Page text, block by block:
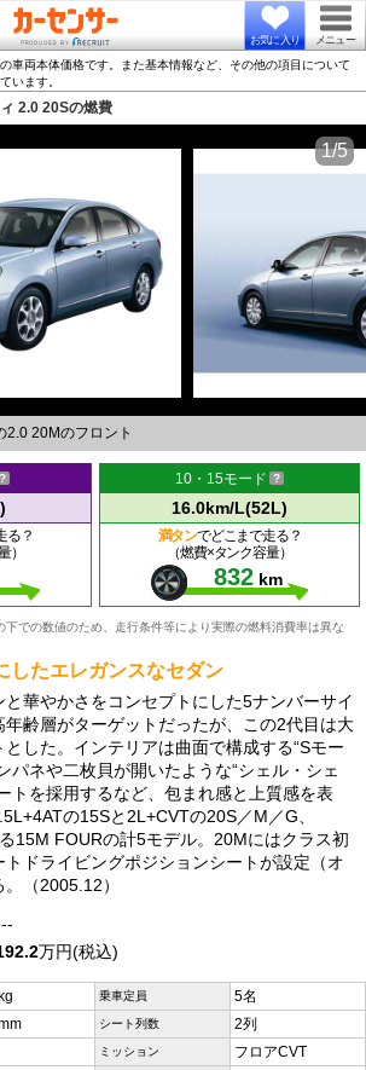
お気に入り メニュー
車両本体価格です。また基本情報など、その他の項目について
います。
2.0 20Sの燃費
20Mのフロント
1/5
る？
）
10・15モード
16.0km/L(52L)
満タンでどこまで走る？
（燃費×タンク容量）
832 km
での数値のため、走行条件等により実際の燃料消費率は異な
したエレガンスなセダン
華やかさをコンセプトにした5ナンバーサイ
年齢層がターゲットだったが、この2代目は大
した。インテリアは曲面で構成する“Sモー
パネや二枚貝が開いたような“シェル・シェ
トを採用するなど、包まれ感と上質感を表
の15Sと2L+CVTの20S／M／G、
15M FOURの計5モデル。20Mにはクラス初
ドライビングポジションシートが設定（オ
（2005.12）
万円(税込)
乗車定員 5名
シート列数 2列
ミッション フロアCVT